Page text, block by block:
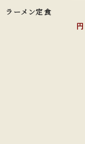
ラーメン定食
円